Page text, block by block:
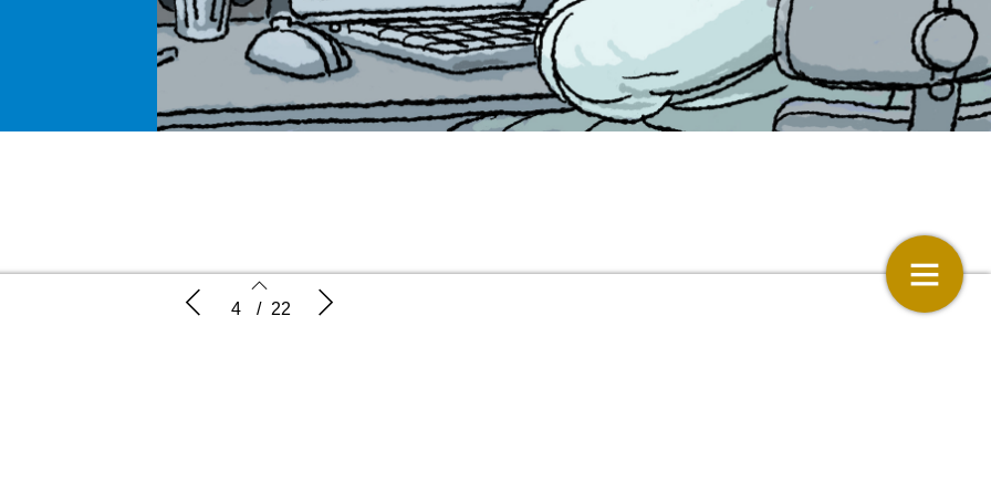
Hoe maak je patiëntinformatie beter
en begrijpelijker?
Gesprek met de wetenschapper
4 / 22